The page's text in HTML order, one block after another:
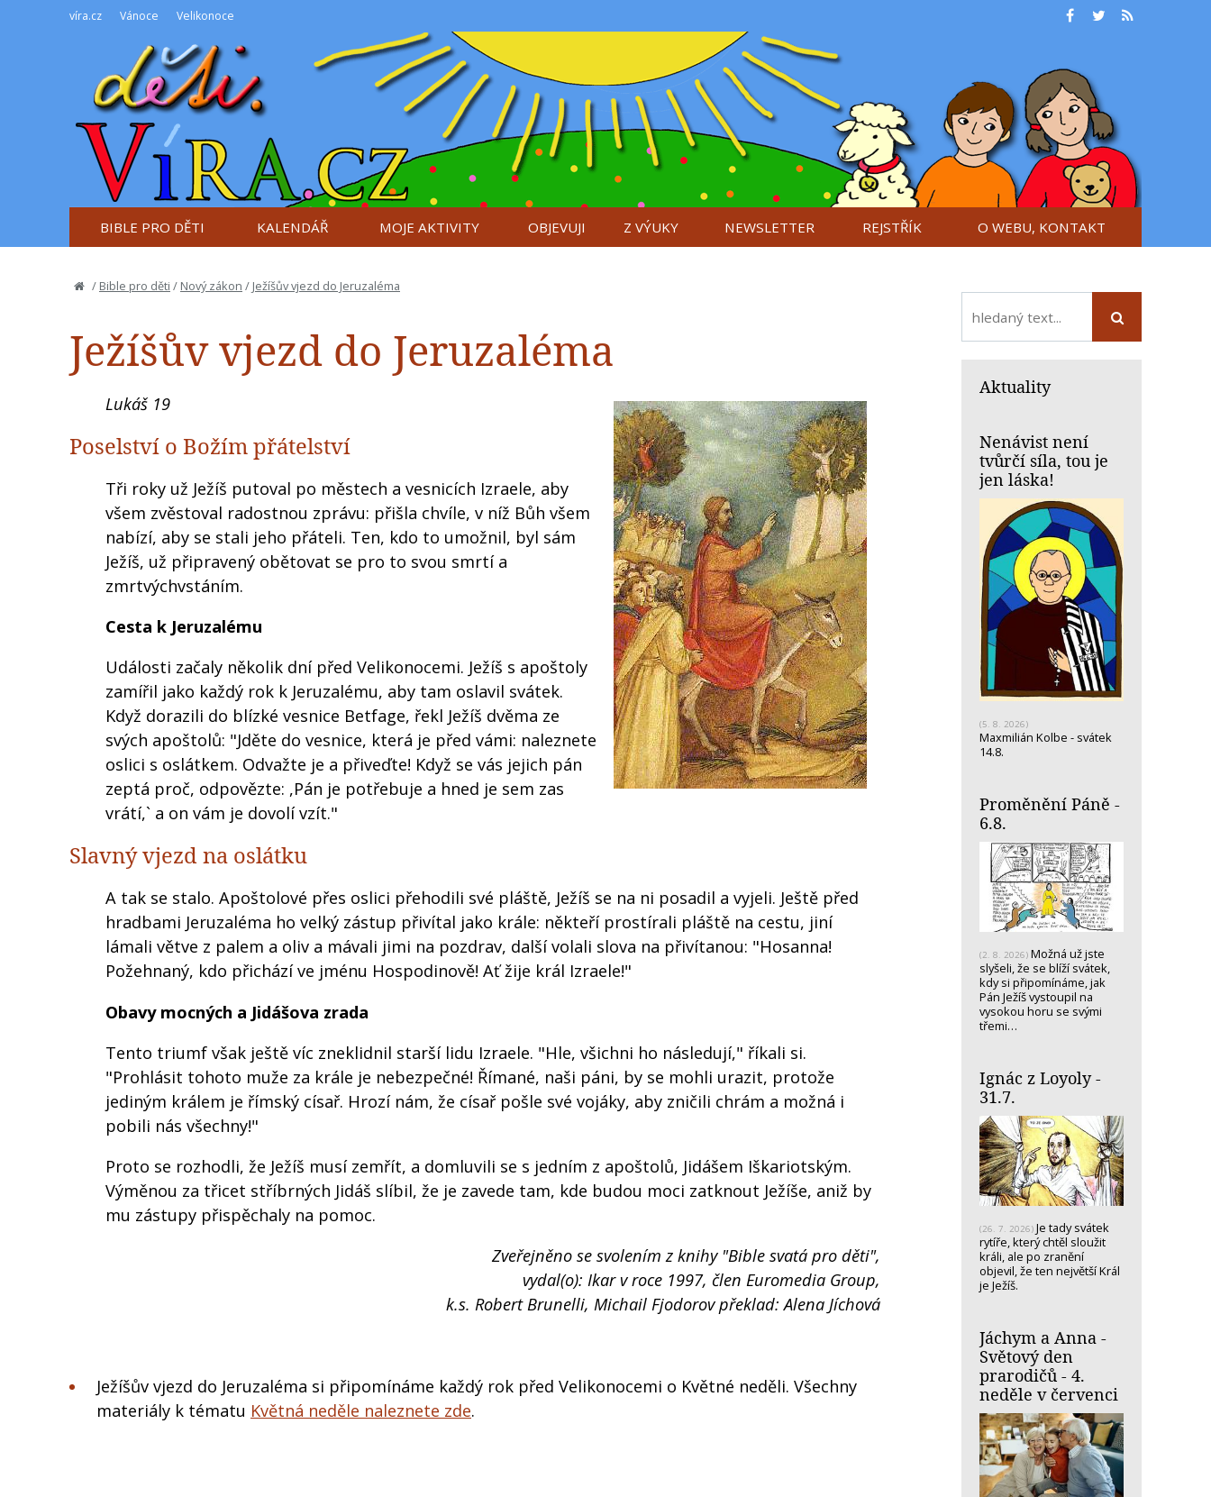
víra.cz Vánoce Velikonoce
BIBLE PRO DĚTI KALENDÁŘ MOJE AKTIVITY OBJEVUJI Z VÝUKY NEWSLETTER REJSTŘÍK O WEBU, KONTAKT
/ Bible pro děti / Nový zákon / Ježíšův vjezd do Jeruzaléma
Ježíšův vjezd do Jeruzaléma
Lukáš 19
Poselství o Božím přátelství
Tři roky už Ježíš putoval po městech a vesnicích Izraele, aby
všem zvěstoval radostnou zprávu: přišla chvíle, v níž Bůh všem
nabízí, aby se stali jeho přáteli. Ten, kdo to umožnil, byl sám
Ježíš, už připravený obětovat se pro to svou smrtí a
zmrtvýchvstáním.
Cesta k Jeruzalému
Události začaly několik dní před Velikonocemi. Ježíš s apoštoly
zamířil jako každý rok k Jeruzalému, aby tam oslavil svátek.
Když dorazili do blízké vesnice Betfage, řekl Ježíš dvěma ze
svých apoštolů: "Jděte do vesnice, která je před vámi: naleznete
oslici s oslátkem. Odvažte je a přiveďte! Když se vás jejich pán
zeptá proč, odpovězte: ,Pán je potřebuje a hned je sem zas
vrátí,` a on vám je dovolí vzít."
Slavný vjezd na oslátku
A tak se stalo. Apoštolové přes oslici přehodili své pláště, Ježíš se na ni posadil a vyjeli. Ještě před
hradbami Jeruzaléma ho velký zástup přivítal jako krále: někteří prostírali pláště na cestu, jiní
lámali větve z palem a oliv a mávali jimi na pozdrav, další volali slova na přivítanou: "Hosanna!
Požehnaný, kdo přichází ve jménu Hospodinově! Ať žije král Izraele!"
Obavy mocných a Jidášova zrada
Tento triumf však ještě víc zneklidnil starší lidu Izraele. "Hle, všichni ho následují," říkali si.
"Prohlásit tohoto muže za krále je nebezpečné! Římané, naši páni, by se mohli urazit, protože
jediným králem je římský císař. Hrozí nám, že císař pošle své vojáky, aby zničili chrám a možná i
pobili nás všechny!"
Proto se rozhodli, že Ježíš musí zemřít, a domluvili se s jedním z apoštolů, Jidášem Iškariotským.
Výměnou za třicet stříbrných Jidáš slíbil, že je zavede tam, kde budou moci zatknout Ježíše, aniž by
mu zástupy přispěchaly na pomoc.
Zveřejněno se svolením z knihy "Bible svatá pro děti",
vydal(o): Ikar v roce 1997, člen Euromedia Group,
k.s. Robert Brunelli, Michail Fjodorov překlad: Alena Jíchová
Ježíšův vjezd do Jeruzaléma si připomínáme každý rok před Velikonocemi o Květné neděli. Všechny
materiály k tématu Květná neděle naleznete zde.
Aktuality
Nenávist není
tvůrčí síla, tou je
jen láska!
(5. 8. 2026)
Maxmilián Kolbe - svátek
14.8.
Proměnění Páně -
6.8.
(2. 8. 2026) Možná už jste
slyšeli, že se blíží svátek,
kdy si připomínáme, jak
Pán Ježíš vystoupil na
vysokou horu se svými
třemi…
Ignác z Loyoly -
31.7.
(26. 7. 2026) Je tady svátek
rytíře, který chtěl sloužit
králi, ale po zranění
objevil, že ten největší Král
je Ježíš.
Jáchym a Anna -
Světový den
prarodičů - 4.
neděle v červenci